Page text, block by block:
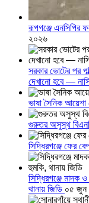
রূপগঞ্জে এনসিপির
২০২৬
সরকার ভোটের পর
দেখানো হবে —
ভাষা সৈনিক
গুরুতর অসুস্থ
সিদ্ধিরগঞ্জে ফের
সিদ্ধিরগঞ্জে মাদক
থানায় জিডি ০৫ জুন